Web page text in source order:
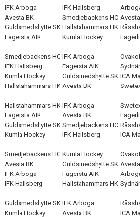
IFK Arboga IFK Hallsberg
Avesta BK Smedjebackens HC
Guldsmedshytte SK Hallstahammars HK
Fagersta AIK Kumla Hockey
Smedjebackens HC IFK Arboga
IFK Hallsberg Fagersta AIK
Kumla Hockey Guldsmedshytte SK ICA
Hallstahammars HK Avesta BK
Hallstahammars HK IFK Arboga
Fagersta AIK Avesta BK
Guldsmedshytte SK Smedjebackens HC
Kumla Hockey IFK Hallsberg ICA
Smedjebackens HC Kumla Hockey
Avesta BK Guldsmedshytte SK
IFK Arboga Fagersta AIK
IFK Hallsberg Hallstahammars HK
Guldsmedshytte SK IFK Arboga
Kumla Hockey Avesta BK
ICA